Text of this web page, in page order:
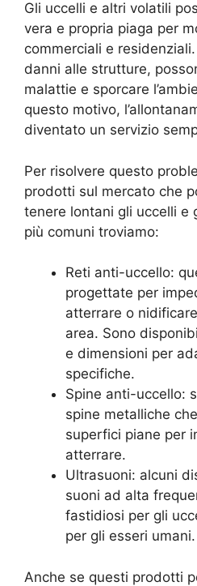
Gli uccelli e altri volatili
vera e propria piaga per
commerciali e
danni alle strutture,
malattie e sporcare
questo motivo,
diventato un servizio
Per risolvere questo
prodotti sul mercato che
tenere lontani gli uccelli e
più comuni troviamo:
Reti anti-uccello:
progettate per
atterrare o
area. Sono
e dimensioni per
specifiche.
Spine anti-uccello:
spine metalliche
superfici piane per
atterrare.
Ultrasuoni: alcuni
suoni ad alta
fastidiosi per gli
per gli esseri umani.
Anche se questi prodotti